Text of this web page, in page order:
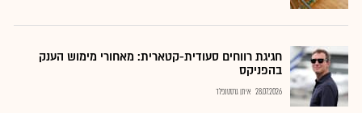
חגיגת רווחים סעודית-קטארית: מאחורי מימוש הענק
בהפניקס
28.07.2026 איתן גרסטנפלד